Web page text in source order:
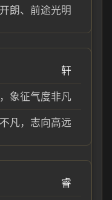
朗、前途光明
轩
象征气度非凡
凡，志向高远
睿